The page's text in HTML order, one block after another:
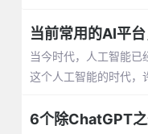
当前常用的AI平
当今时代，人工智能
这个人工智能的时代，
6个除ChatGPT